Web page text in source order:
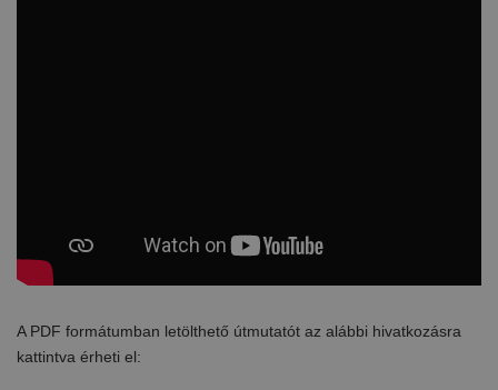
A PDF formátumban letölthető útmutatót az alábbi hivatkozásra
kattintva érheti el: